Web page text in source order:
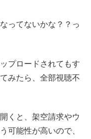
ってないかな？？っ
プロードされてもす
みたら、全部視聴不
くと、架空請求やウ
可能性が高いので、